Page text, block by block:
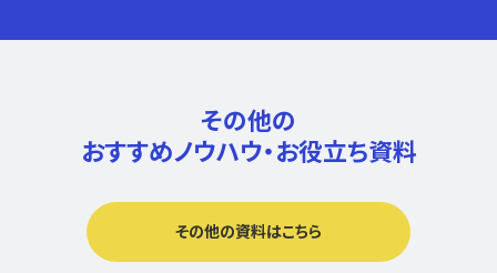
その他の
おすすめノウハウ・ お役立ち資料
その他の資料はこちら